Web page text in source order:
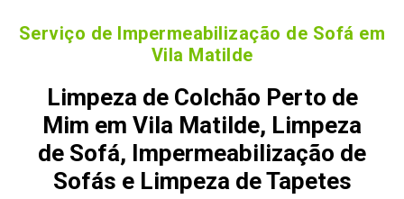
Serviço de Impermeabilização de Sofá em
Vila Matilde
Limpeza de Colchão Perto de
Mim em Vila Matilde, Limpeza
de Sofá, Impermeabilização de
Sofás e Limpeza de Tapetes